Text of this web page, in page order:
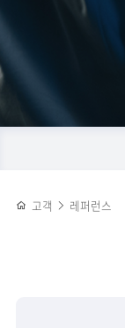
고객 레퍼런스